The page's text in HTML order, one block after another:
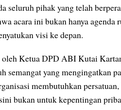
seluruh pihak yang telah
acara ini bukan hanya
visi ke depan.
Ketua DPD ABI Kutai
semangat yang mengingatkan
membutuhkan
bukan untuk kepentingan